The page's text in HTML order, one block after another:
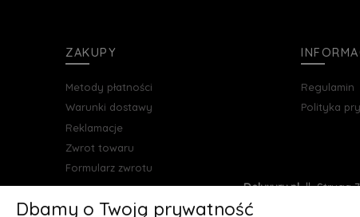
ZAKUPY
Metody płatności
Warunki dostawy
Reklamacje
Zwrot towaru
Formularz zwrotu
Regulamin
Polityka
Deluxury.pl|| Struga
Dbamy o Twoją prywatność